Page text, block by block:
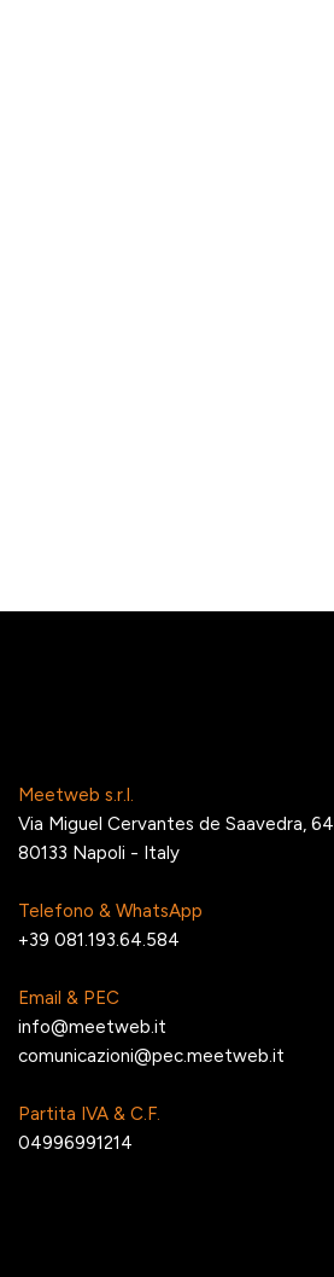
Meetweb s.r.l.
Via Miguel Cervantes de Saavedra, 64
80133 Napoli - Italy
Telefono & WhatsApp
+39 081.193.64.584
Email & PEC
info@meetweb.it
comunicazioni@pec.meetweb.it
Partita IVA & C.F.
04996991214